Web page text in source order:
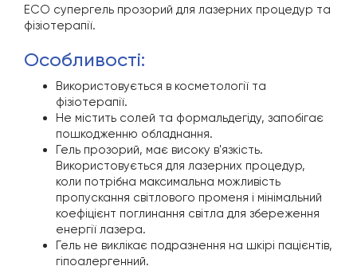
ECO супергель прозорий для лазерних процедур та
фізіотерапії.
особливості:
Використовується в косметології та
фізіотерапії.
Не містить солей та формальдегіду, запобігає
пошкодженню обладнання.
Гель прозорий, має високу в'язкість.
Використовується для лазерних процедур,
коли потрібна максимальна можливість
пропускання світлового променя і мінімальний
коефіцієнт поглинання світла для збереження
енергії лазера.
Гель не виклікає подразнення на шкірі пацієнтів,
гіпоалергенний.